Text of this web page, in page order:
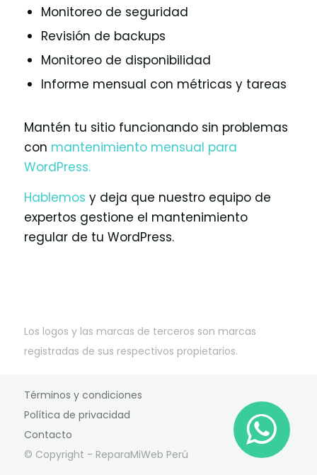
Monitoreo de seguridad
Revisión de backups
Monitoreo de disponibilidad
Informe mensual con métricas y tareas
Mantén tu sitio funcionando sin problemas
con mantenimiento mensual para
WordPress.
Hablemos y deja que nuestro equipo de
expertos gestione el mantenimiento
regular de tu WordPress.
Los logos y las marcas de terceros son marcas
registradas de sus respectivos propietarios.
Términos y condiciones
Política de privacidad
Contacto
© Copyright - ReparaMiWeb Perú